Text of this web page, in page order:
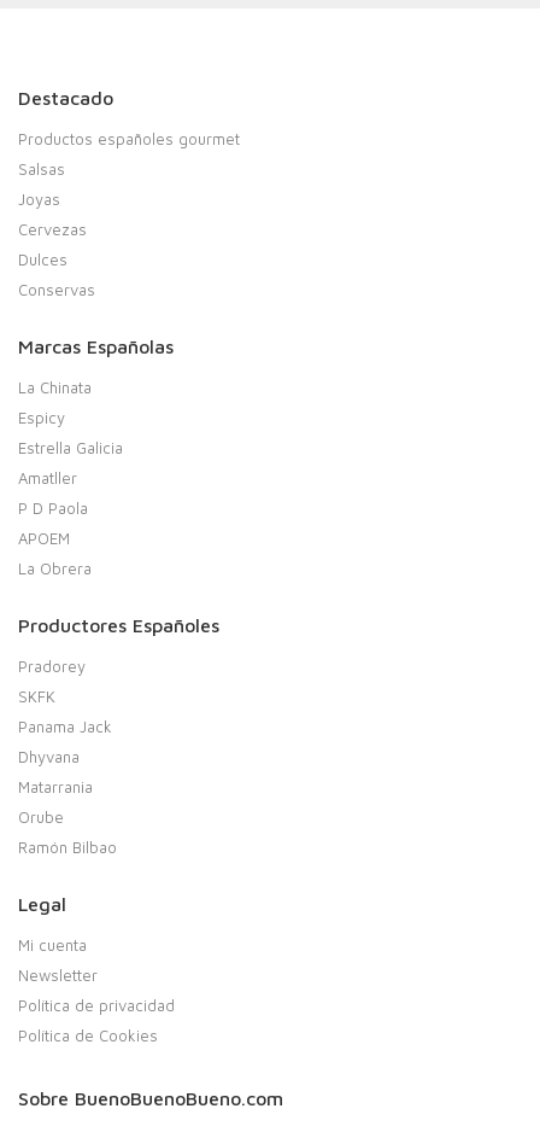
Destacado
Productos españoles gourmet
Salsas
Joyas
Cervezas
Dulces
Conservas
Marcas Españolas
La Chinata
Espicy
Estrella Galicia
Amatller
P D Paola
APOEM
La Obrera
Productores Españoles
Pradorey
SKFK
Panama Jack
Dhyvana
Matarrania
Orube
Ramón Bilbao
Legal
Mi cuenta
Newsletter
Política de privacidad
Política de Cookies
Sobre BuenoBuenoBueno.com